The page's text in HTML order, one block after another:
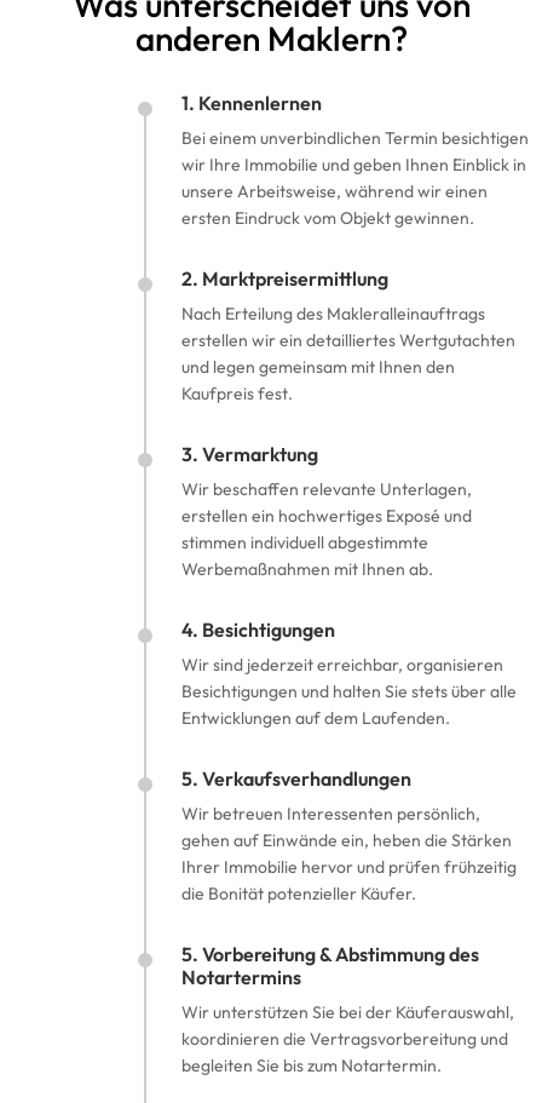
anderen Maklern?
1. Kennenlernen
Bei einem unverbindlichen Termin besichtigen
wir Ihre Immobilie und geben Ihnen Einblick in
unsere Arbeitsweise, während wir einen
ersten Eindruck vom Objekt gewinnen.
2. Marktpreisermittlung
Nach Erteilung des Makleralleinauftrags
erstellen wir ein detailliertes Wertgutachten
und legen gemeinsam mit Ihnen den
Kaufpreis fest.
3. Vermarktung
Wir beschaffen relevante Unterlagen,
erstellen ein hochwertiges Exposé und
stimmen individuell abgestimmte
Werbemaßnahmen mit Ihnen ab.
4. Besichtigungen
Wir sind jederzeit erreichbar, organisieren
Besichtigungen und halten Sie stets über alle
Entwicklungen auf dem Laufenden.
5. Verkaufsverhandlungen
Wir betreuen Interessenten persönlich,
gehen auf Einwände ein, heben die Stärken
Ihrer Immobilie hervor und prüfen frühzeitig
die Bonität potenzieller Käufer.
5. Vorbereitung & Abstimmung des
Notartermins
Wir unterstützen Sie bei der Käuferauswahl,
koordinieren die Vertragsvorbereitung und
begleiten Sie bis zum Notartermin.